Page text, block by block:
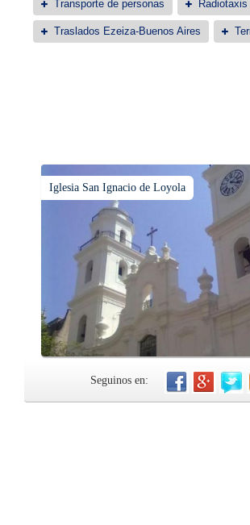
Transporte de personas Radiotaxis
Traslados Ezeiza-Buenos Aires
Iglesia San Ignacio de Loyola
Seguinos en: